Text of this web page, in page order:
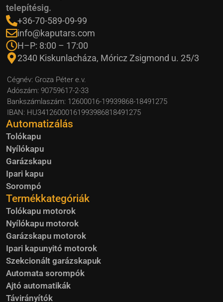
telepítésig.
+36-70-589-09-99
info@kaputars.com
H–P: 8:00 – 17:00
2340 Kiskunlacháza, Móricz Zsigmond u. 25/3
Cégnév: Groza Péter e.v.
Adószám: 90759617-2-33
Bankszámlaszám: 12600016-19939868-18491275
IBAN: HU34126000161993986818491275
Automatizálás
Tolókapu
Nyílókapu
Garázskapu
Ipari kapu
Sorompó
Termékkategóriák
Tolókapu motorok
Nyílókapu motorok
Garázskapu motorok
Ipari kapunyitó motorok
Szekcionált garázskapuk
Automata sorompók
Ajtó automatikák
Távirányítók